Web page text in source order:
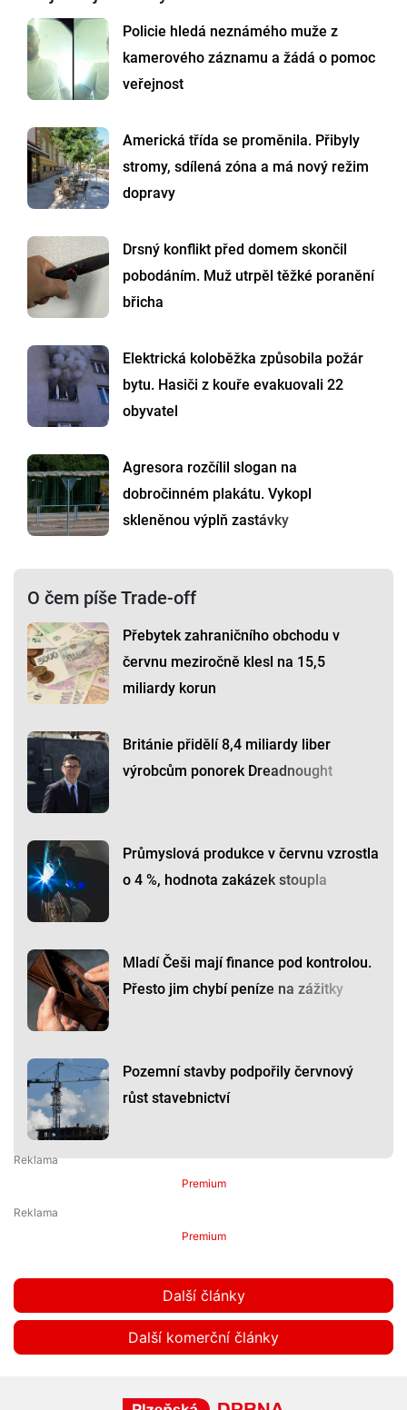
Policie hledá neznámého muže z
kamerového záznamu a žádá o pomoc
veřejnost
Americká třída se proměnila. Přibyly
stromy, sdílená zóna a má nový režim
dopravy
Drsný konflikt před domem skončil
pobodáním. Muž utrpěl těžké poranění
břicha
Elektrická koloběžka způsobila požár
bytu. Hasiči z kouře evakuovali 22
obyvatel
Agresora rozčílil slogan na
dobročinném plakátu. Vykopl
skleněnou výplň zastávky
O čem píše Trade-off
Přebytek zahraničního obchodu v
červnu meziročně klesl na 15,5
miliardy korun
Británie přidělí 8,4 miliardy liber
výrobcům ponorek Dreadnought
Průmyslová produkce v červnu vzrostla
o 4 %, hodnota zakázek stoupla
Mladí Češi mají finance pod kontrolou.
Přesto jim chybí peníze na zážitky
Pozemní stavby podpořily červnový
růst stavebnictví
Premium
Premium
Další články
Další komerční články